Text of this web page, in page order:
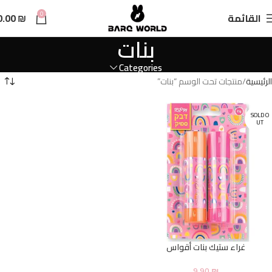
القائمة 0
₪
بنات
Categories
الرئيسية منتجات تحت الوسم “بنات”
SOLD O
UT
غراء ستيك بنات أقواس